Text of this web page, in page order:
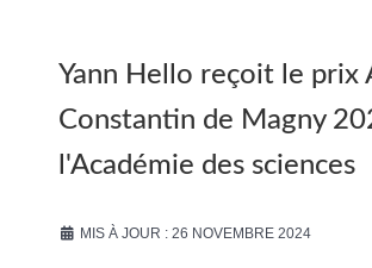
Yann Hello reçoit le prix
Constantin de Magny
l'Académie des sciences
MIS À JOUR : 26 NOVEMBRE 2024